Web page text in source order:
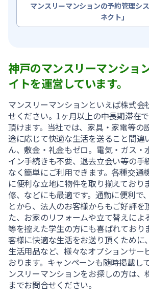
マンスリーマンションの予約管理シ
ネクト」
神戸のマンスリーマンショ
イトを運営しています。
マンスリーマンションといえば株式
せください。1ヶ月以上の中長期滞在
頂けます。当社では、家具・家電等の
途に応じて快適な生活を送ること間違
ん、敷金・礼金もゼロ。電気・ガス・
イン手続きも不要、退去立会い等の手
なく簡単にご利用できます。各種交通
に便利な立地に物件を取り揃えており
修、などにも最適です。通勤に便利で
とから、法人のお客様からもご好評を
た、お家のリフォームや立て替えによ
等を控えた学生の方にも喜ばれており
客様に快適な生活をお送り頂くために
生活用品など、様々なオプションサー
おります。キャンペーンも随時掲載し
ンスリーマンションをお探しの方は
までお問合せください。